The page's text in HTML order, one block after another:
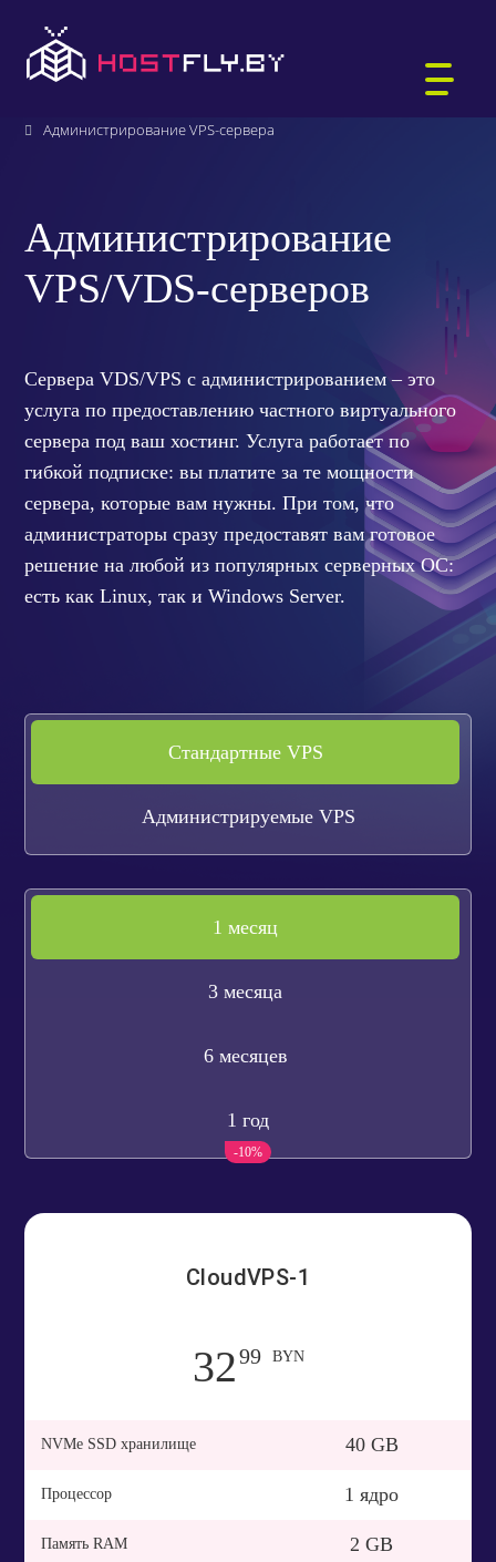
WORDPRESS-ХОСТИНГ
ВИРТУАЛЬНЫЕ СЕРВЕРЫ
1С:БУХГАЛТЕРИЯ
ВЫДЕЛЕННЫЕ СЕРВЕРЫ
ЗАЩИЩЁННЫЙ ХОСТИНГ
РЕГИСТРАЦИЯ ДОМЕНОВ
КТО МЫ
НОВОСТИ И АКЦИИ
БЛОГ
Администрирование VPS-сервера
Администрирование
VPS/VDS-серверов
Сервера VDS/VPS с администрированием – это
услуга по предоставлению частного виртуального
сервера под ваш хостинг. Услуга работает по
гибкой подписке: вы платите за те мощности
сервера, которые вам нужны. При том, что
администраторы сразу предоставят вам готовое
решение на любой из популярных серверных ОС:
есть как Linux, так и Windows Server.
Стандартные VPS
Администрируемые VPS
1 месяц
3 месяца
6 месяцев
1 год
-10%
CloudVPS-1
3299 BYN
NVMe SSD хранилище 40 GB
Процессор 1 ядро
Память RAM 2 GB